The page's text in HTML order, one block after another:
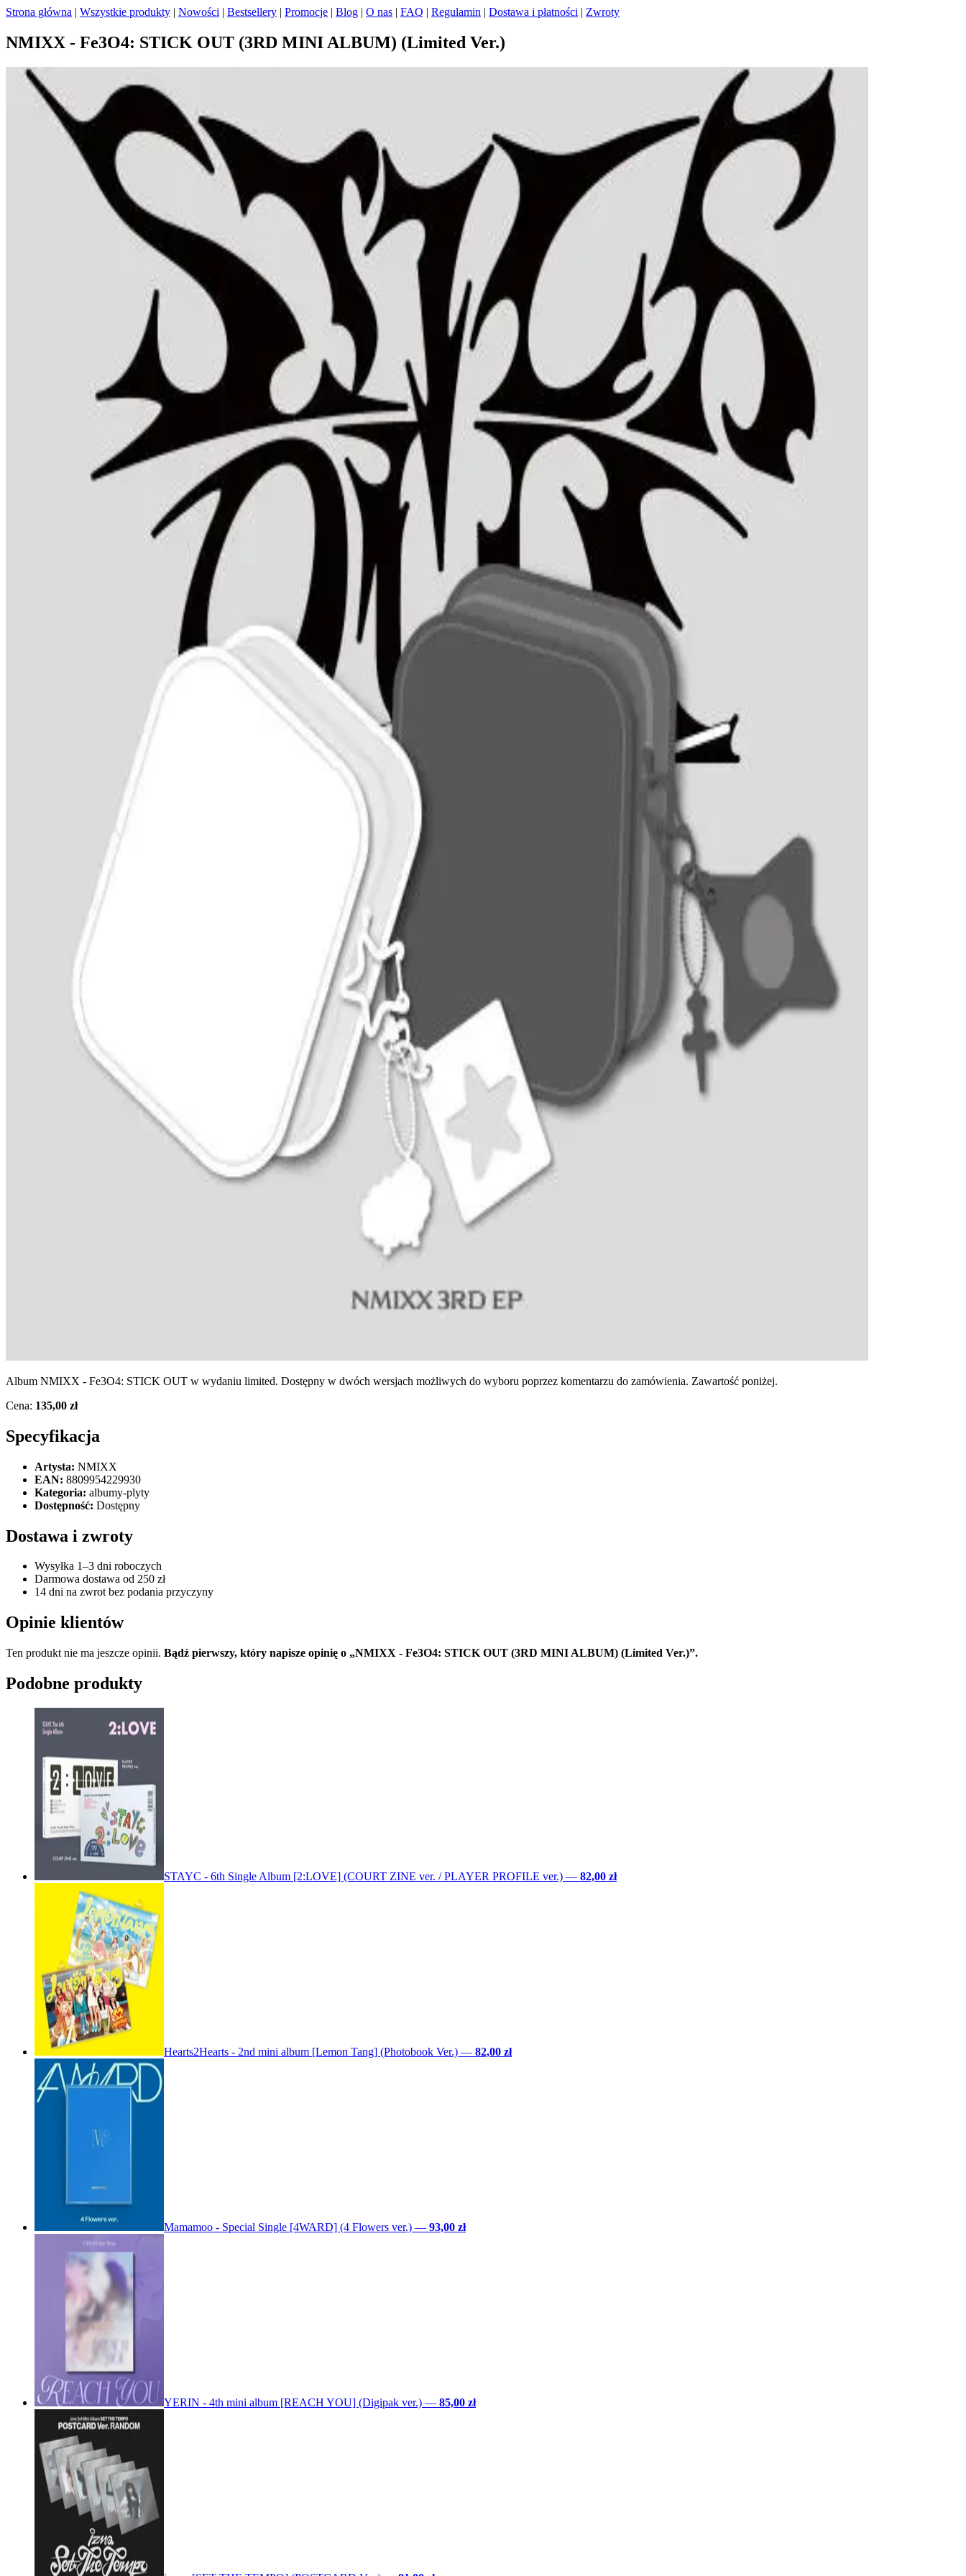
Strona główna | Wszystkie produkty | Nowości | Bestsellery | Promocje | Blog | O nas | FAQ | Regulamin | Dostawa i płatności | Zwroty
NMIXX - Fe3O4: STICK OUT (3RD MINI ALBUM) (Limited Ver.)
Album NMIXX - Fe3O4: STICK OUT w wydaniu limited. Dostępny w dwóch wersjach możliwych do wyboru poprzez komentarzu do zamówienia. Zawartość poniżej.
Cena: 135,00 zł
Specyfikacja
Artysta: NMIXX
EAN: 8809954229930
Kategoria: albumy-plyty
Dostępność: Dostępny
Dostawa i zwroty
Wysyłka 1–3 dni roboczych
Darmowa dostawa od 250 zł
14 dni na zwrot bez podania przyczyny
Opinie klientów
Ten produkt nie ma jeszcze opinii. Bądź pierwszy, który napisze opinię o „NMIXX - Fe3O4: STICK OUT (3RD MINI ALBUM) (Limited Ver.)”.
Podobne produkty
STAYC - 6th Single Album [2:LOVE] (COURT ZINE ver. / PLAYER PROFILE ver.) — 82,00 zł
Hearts2Hearts - 2nd mini album [Lemon Tang] (Photobook Ver.) — 82,00 zł
Mamamoo - Special Single [4WARD] (4 Flowers ver.) — 93,00 zł
YERIN - 4th mini album [REACH YOU] (Digipak ver.) — 85,00 zł